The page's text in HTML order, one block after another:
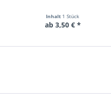
Inhalt 1 Stück
ab 3,50 € *